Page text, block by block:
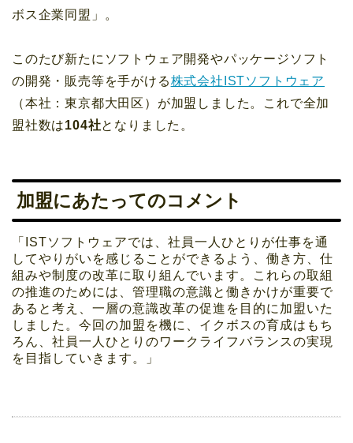
ボス企業同盟」。
このたび新たにソフトウェア開発やパッケージソフト
の開発・販売等を手がける株式会社ISTソフトウェア
（本社：東京都大田区）が加盟しました。これで全加
盟社数は104社となりました。
加盟にあたってのコメント
「ISTソフトウェアでは、社員一人ひとりが仕事を通
してやりがいを感じることができるよう、働き方、仕
組みや制度の改革に取り組んでいます。これらの取組
の推進のためには、管理職の意識と働きかけが重要で
あると考え、一層の意識改革の促進を目的に加盟いた
しました。今回の加盟を機に、イクボスの育成はもち
ろん、社員一人ひとりのワークライフバランスの実現
を目指していきます。」